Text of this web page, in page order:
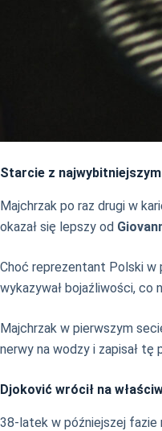
Starcie z najwybitniejszym
Majchrzak po raz drugi w
okazał się lepszy od
Choć reprezentant Polski w
wykazywał bojaźliwości, co
Majchrzak w pierwszym
nerwy na wodzy i zapisał tę
Djoković wrócił na
38-latek w późniejszej fazie